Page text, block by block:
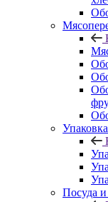
Упаковка
Посуда